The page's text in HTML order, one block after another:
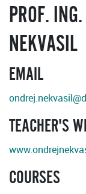
PROF.
NEKVASIL
EMAIL
TEACHER'S
COURSES